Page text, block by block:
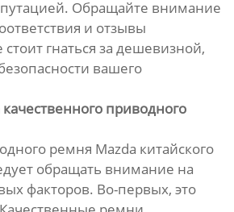
Обращайте внимание
и отзывы
гнаться за дешевизной,
вашего
приводного
ремня Mazda китайского
обращать внимание на
факторов. Во-первых, это